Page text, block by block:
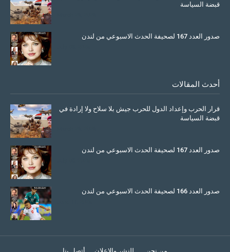
قبضة السياسة
صدور العدد 167 لصحيفة الحدث الاسبوعي من لندن
أحدث المقالات
قرار الحرب وإعداد الدول للحرب جيش بلا سلاح ولا إرادة في
قبضة السياسة
صدور العدد 167 لصحيفة الحدث الاسبوعي من لندن
صدور العدد 166 لصحيفة الحدث الاسبوعي من لندن